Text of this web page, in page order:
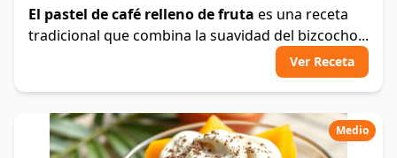
El pastel de café relleno de fruta es una receta
tradicional que combina la suavidad del bizcocho...
Ver Receta
Medio